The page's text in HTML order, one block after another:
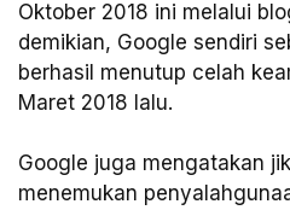
Oktober 2018 ini melalui
demikian, Google sendiri
berhasil menutup celah
Maret 2018 lalu.
Google juga mengatakan
menemukan